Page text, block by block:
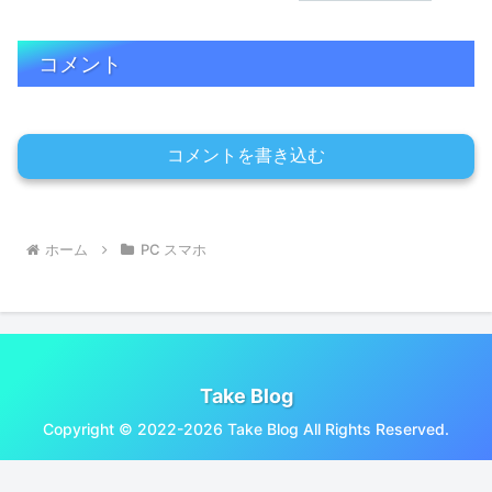
コメント
コメントを書き込む
ホーム PC スマホ
Take Blog
Copyright © 2022-2026 Take Blog All Rights Reserved.